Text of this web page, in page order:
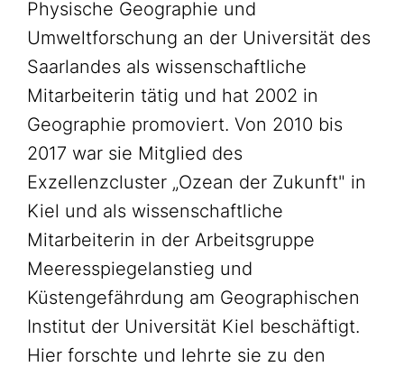
Physische Geographie und
Umweltforschung an der Universität des
Saarlandes als wissenschaftliche
Mitarbeiterin tätig und hat 2002 in
Geographie promoviert. Von 2010 bis
2017 war sie Mitglied des
Exzellenzcluster „Ozean der Zukunft" in
Kiel und als wissenschaftliche
Mitarbeiterin in der Arbeitsgruppe
Meeresspiegelanstieg und
Küstengefährdung am Geographischen
Institut der Universität Kiel beschäftigt.
Hier forschte und lehrte sie zu den